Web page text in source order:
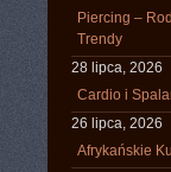
Piercing –
Trendy
28 lipca, 2026
Cardio i
26 lipca, 2026
Afrykańskie